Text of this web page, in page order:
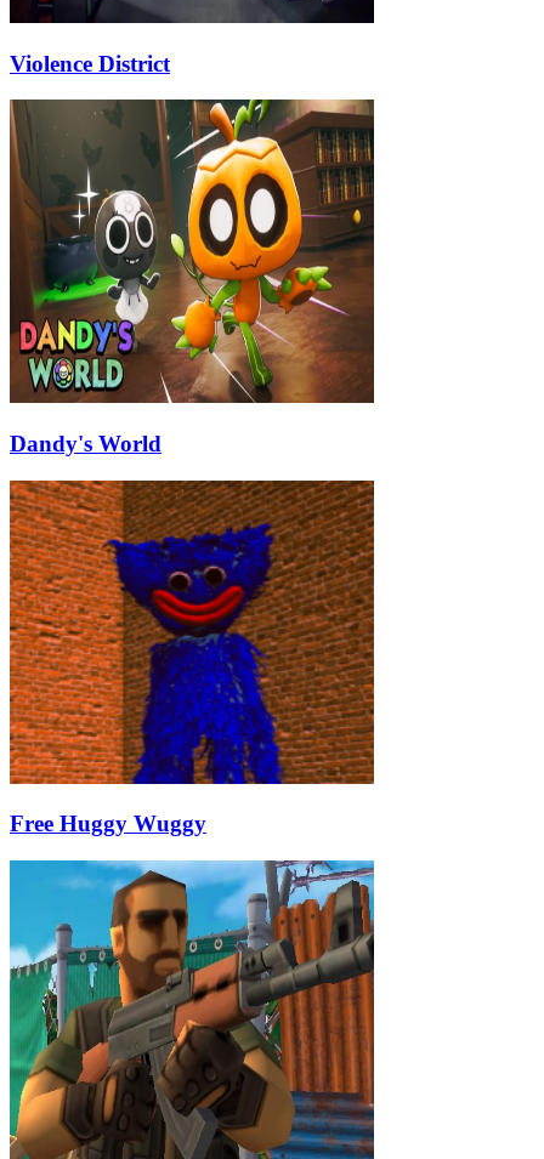
Violence District
Dandy's World
Free Huggy Wuggy